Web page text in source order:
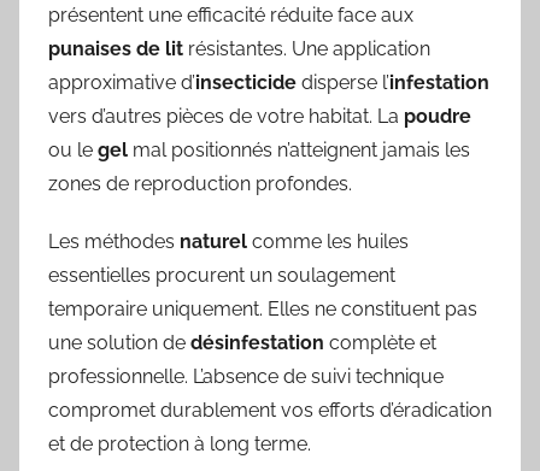
présentent une efficacité réduite face aux
punaises de lit résistantes. Une application
approximative d’insecticide disperse l’infestation
vers d’autres pièces de votre habitat. La poudre
ou le gel mal positionnés n’atteignent jamais les
zones de reproduction profondes.
Les méthodes naturel comme les huiles
essentielles procurent un soulagement
temporaire uniquement. Elles ne constituent pas
une solution de désinfestation complète et
professionnelle. L’absence de suivi technique
compromet durablement vos efforts d’éradication
et de protection à long terme.